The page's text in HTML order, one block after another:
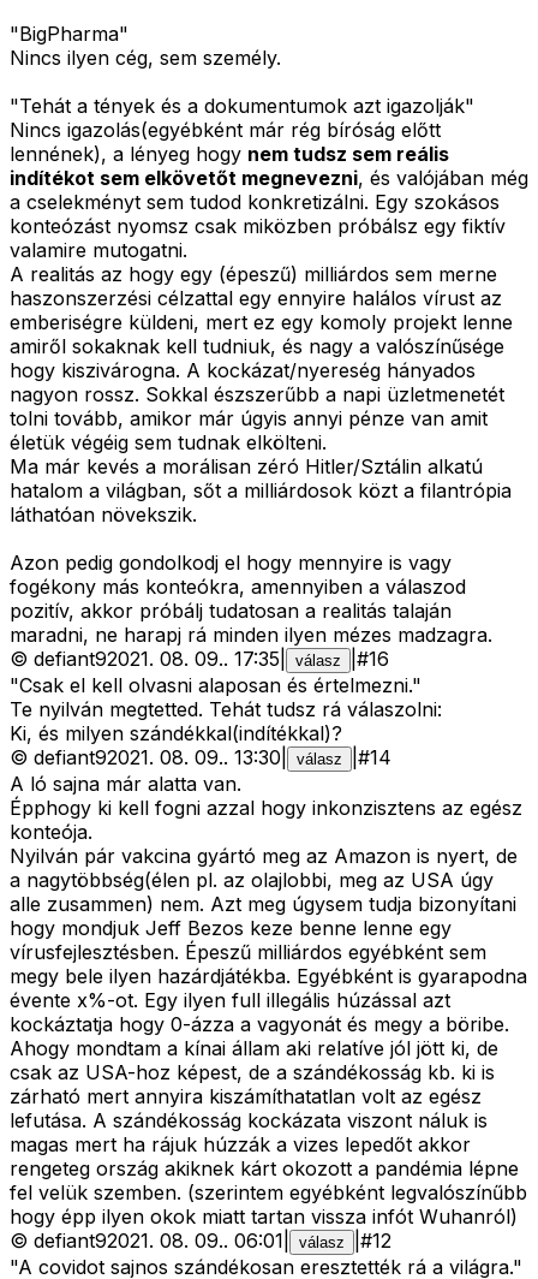
"BigPharma"
Nincs ilyen cég, sem személy.
"Tehát a tények és a dokumentumok azt igazolják"
Nincs igazolás(egyébként már rég bíróság előtt
lennének), a lényeg hogy nem tudsz sem reális
indítékot sem elkövetőt megnevezni, és valójában még
a cselekményt sem tudod konkretizálni. Egy szokásos
konteózást nyomsz csak miközben próbálsz egy fiktív
valamire mutogatni.
A realitás az hogy egy (épeszű) milliárdos sem merne
haszonszerzési célzattal egy ennyire halálos vírust az
emberiségre küldeni, mert ez egy komoly projekt lenne
amiről sokaknak kell tudniuk, és nagy a valószínűsége
hogy kiszivárogna. A kockázat/nyereség hányados
nagyon rossz. Sokkal észszerűbb a napi üzletmenetét
tolni tovább, amikor már úgyis annyi pénze van amit
életük végéig sem tudnak elkölteni.
Ma már kevés a morálisan zéró Hitler/Sztálin alkatú
hatalom a világban, sőt a milliárdosok közt a filantrópia
láthatóan növekszik.
Azon pedig gondolkodj el hogy mennyire is vagy
fogékony más konteókra, amennyiben a válaszod
pozitív, akkor próbálj tudatosan a realitás talaján
maradni, ne harapj rá minden ilyen mézes madzagra.
© defiant92021. 08. 09.. 17:35 válasz #16
"Csak el kell olvasni alaposan és értelmezni."
Te nyilván megtetted. Tehát tudsz rá válaszolni:
Ki, és milyen szándékkal(indítékkal)?
© defiant92021. 08. 09.. 13:30 válasz #14
A ló sajna már alatta van.
Épphogy ki kell fogni azzal hogy inkonzisztens az egész
konteója.
Nyilván pár vakcina gyártó meg az Amazon is nyert, de
a nagytöbbség(élen pl. az olajlobbi, meg az USA úgy
alle zusammen) nem. Azt meg úgysem tudja bizonyítani
hogy mondjuk Jeff Bezos keze benne lenne egy
vírusfejlesztésben. Épeszű milliárdos egyébként sem
megy bele ilyen hazárdjátékba. Egyébként is gyarapodna
évente x%-ot. Egy ilyen full illegális húzással azt
kockáztatja hogy 0-ázza a vagyonát és megy a böribe.
Ahogy mondtam a kínai állam aki relatíve jól jött ki, de
csak az USA-hoz képest, de a szándékosság kb. ki is
zárható mert annyira kiszámíthatatlan volt az egész
lefutása. A szándékosság kockázata viszont náluk is
magas mert ha rájuk húzzák a vizes lepedőt akkor
rengeteg ország akiknek kárt okozott a pandémia lépne
fel velük szemben. (szerintem egyébként legvalószínűbb
hogy épp ilyen okok miatt tartan vissza infót Wuhanról)
© defiant92021. 08. 09.. 06:01 válasz #12
"A covidot sajnos szándékosan eresztették rá a világra."